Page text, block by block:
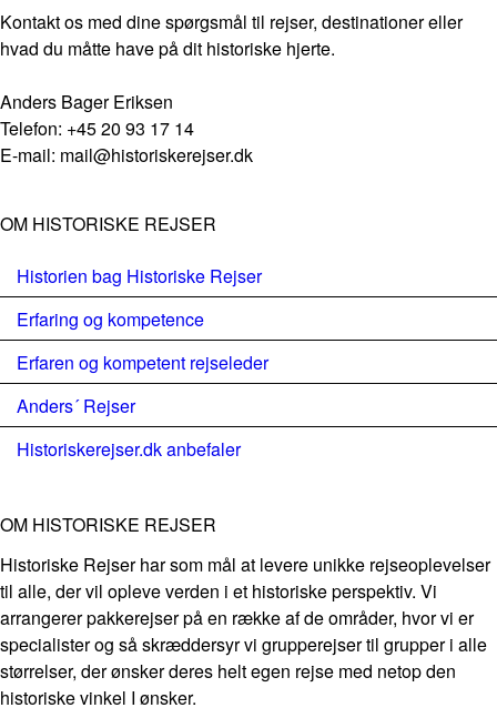
Kontakt os med dine spørgsmål til rejser, destinationer eller
hvad du måtte have på dit historiske hjerte.
Anders Bager Eriksen
Telefon: +45 20 93 17 14
E-mail: mail@historiskerejser.dk
OM HISTORISKE REJSER
Historien bag Historiske Rejser
Erfaring og kompetence
Erfaren og kompetent rejseleder
Anders´ Rejser
Historiskerejser.dk anbefaler
OM HISTORISKE REJSER
Historiske Rejser har som mål at levere unikke rejseoplevelser
til alle, der vil opleve verden i et historiske perspektiv. Vi
arrangerer pakkerejser på en række af de områder, hvor vi er
specialister og så skræddersyr vi grupperejser til grupper i alle
størrelser, der ønsker deres helt egen rejse med netop den
historiske vinkel I ønsker.